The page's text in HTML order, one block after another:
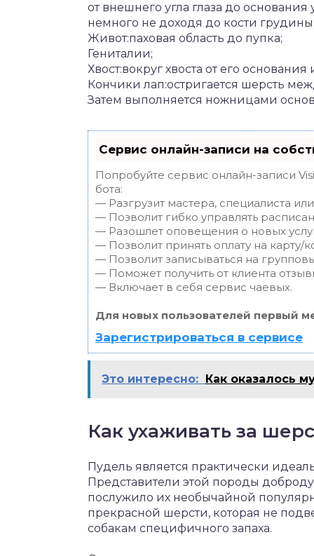
от внешнего угла глаза до
немного не доходя до кости
Живот:паховая область до пупка;
Гениталии;
Хвост:вокруг хвоста от его
Кончики лап:остригается шерсть
Затем выполняется ножницами
Сервис онлайн-записи на
Попробуйте сервис онлайн-записи
бота:
— Разгрузит мастера, специалиста
— Позволит гибко управлять
— Разошлет оповещения о новых
— Позволит принять оплату на карту/
— Позволит записываться на
— Поможет получить от клиента
— Включает в себя сервис чаевых.
Для новых пользователей первый
Зарегистрироваться в сервисе
Это интересно: Как оказалось
Как ухаживать за
Пудель является практически
Представители этой породы
послужило их необычайной
прекрасной шерсти, которая не
собакам специфичного запаха.